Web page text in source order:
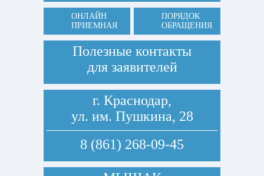
ОНЛАЙН
ПРИЕМНАЯ
ПОРЯДОК
ОБРАЩЕНИЯ
Полезные контакты
для заявителей
г. Краснодар,
ул. им. Пушкина, 28
8 (861) 268-09-45